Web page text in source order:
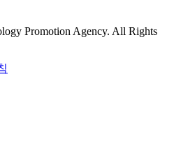
Promotion Agency. All Rights